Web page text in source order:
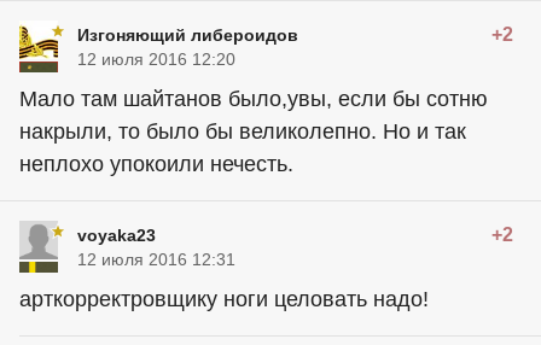
Изгоняющий либероидов +2
12 июля 2016 12:20
Мало там шайтанов было,увы, если бы сотню
накрыли, то было бы великолепно. Но и так
неплохо упокоили нечесть.
voyaka23 +2
12 июля 2016 12:31
арткорректровщику ноги целовать надо!